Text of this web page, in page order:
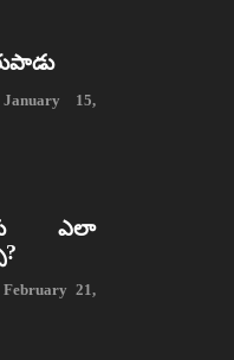
15,
ఎలా
February 21,